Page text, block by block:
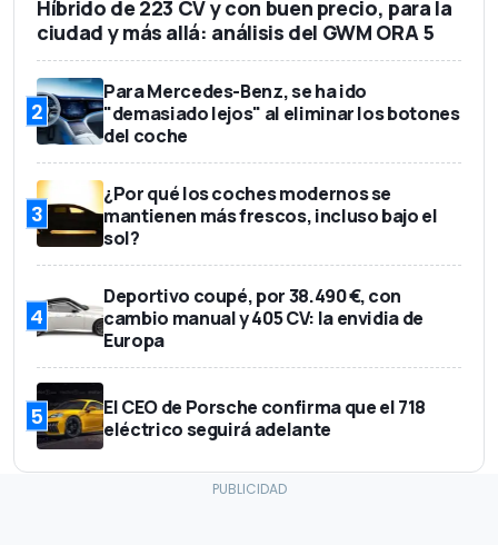
Híbrido de 223 CV y con buen precio, para la
ciudad y más allá: análisis del GWM ORA 5
2
Para Mercedes-Benz, se ha ido
"demasiado lejos" al eliminar los botones
del coche
3
¿Por qué los coches modernos se
mantienen más frescos, incluso bajo el
sol?
4
Deportivo coupé, por 38.490 €, con
cambio manual y 405 CV: la envidia de
Europa
5
El CEO de Porsche confirma que el 718
eléctrico seguirá adelante